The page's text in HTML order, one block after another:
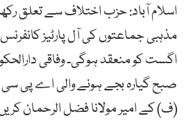
اسلام آباد: حزب اختلاف سے تعلق
اگست کو منعقد ہوگی۔ وفاقی
صبح گیارہ بجے ہونے والی اے پی
(ف) کے امیر مولانا فضل الرحمان